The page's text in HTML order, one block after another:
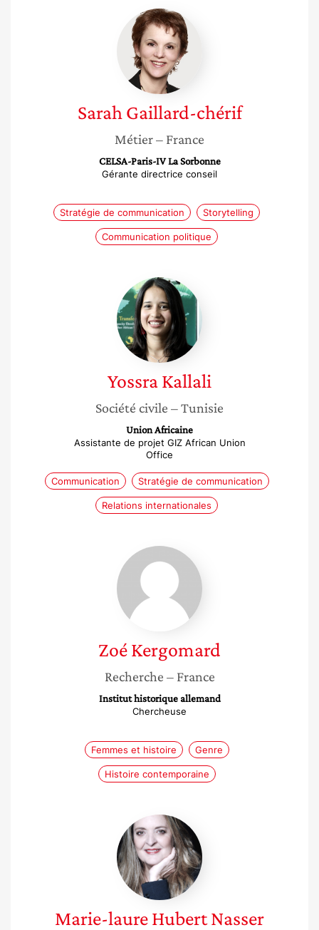
Sarah
Gaillard-
chérif
Sarah Gaillard-chérif
Métier– France
CELSA-Paris-IV La Sorbonne
Gérante directrice conseil
Stratégie de communication Storytelling
Communication politique
Yossra
Kallali
YossraKallali
Société civile – Tunisie
Union Africaine
Assistante de projet GIZ African Union
Office
Communication Stratégie de communication
Relations internationales
Zoé
Kergomard
ZoéKergomard
Recherche – France
Institut historique allemand
Chercheuse
Femmes et histoire Genre
Histoire contemporaine
Marie-
laure
Hubert
Nasser
Marie-laureHubert Nasser